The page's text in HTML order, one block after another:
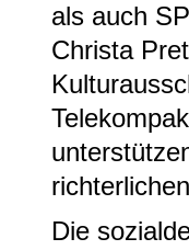
als auch
Christa
Die